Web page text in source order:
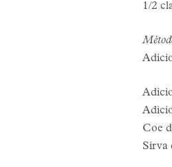
1/2
Coe
Sirva